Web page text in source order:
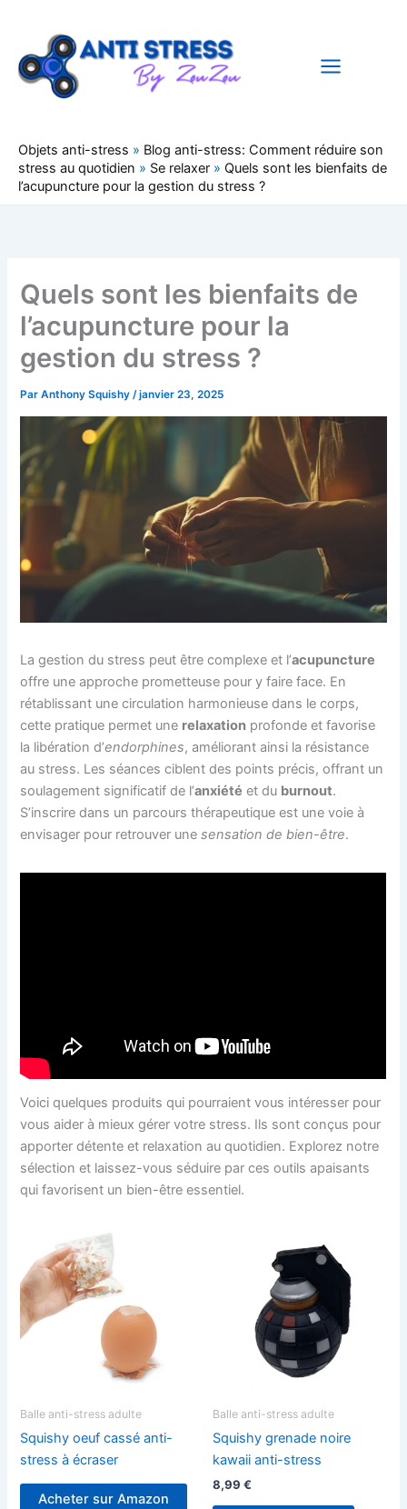
contenu
Objets anti-stress » Blog anti-stress: Comment réduire son
stress au quotidien » Se relaxer » Quels sont les bienfaits de
l’acupuncture pour la gestion du stress ?
Quels sont les bienfaits de
l’acupuncture pour la
gestion du stress ?
ParAnthony Squishy/janvier 23, 2025
La gestion du stress peut être complexe et l’acupuncture
offre une approche prometteuse pour y faire face. En
rétablissant une circulation harmonieuse dans le corps,
cette pratique permet une relaxation profonde et favorise
la libération d’endorphines, améliorant ainsi la résistance
au stress. Les séances ciblent des points précis, offrant un
soulagement significatif de l’anxiété et du burnout.
S’inscrire dans un parcours thérapeutique est une voie à
envisager pour retrouver unesensation de bien-être.
Voici quelques produits qui pourraient vous intéresser pour
vous aider à mieux gérer votre stress. Ils sont conçus pour
apporter détente et relaxation au quotidien. Explorez notre
sélection et laissez-vous séduire par ces outils apaisants
qui favorisent un bien-être essentiel.
Balle anti-stress adulte
Squishy oeuf cassé anti-
stress à écraser
Acheter sur Amazon
Balle anti-stress adulte
Squishy grenade noire
kawaii anti-stress
8,99 €